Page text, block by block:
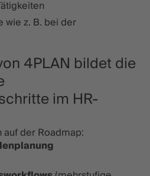
wie z. B. bei der
4PLAN bildet die
im HR-
der Roadmap: